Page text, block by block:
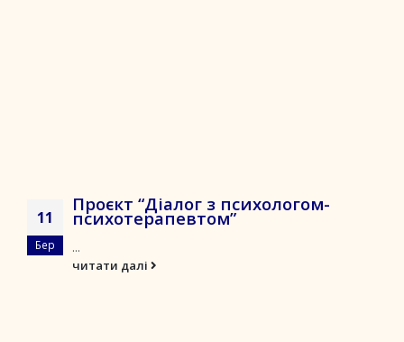
11
Бер
Проєкт “Діалог з психологом-
психотерапевтом”
...
читати далі